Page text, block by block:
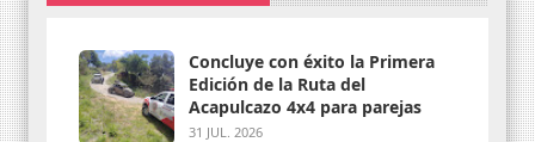
Concluye con éxito la Primera
Edición de la Ruta del
Acapulcazo 4x4 para parejas
31 JUL. 2026